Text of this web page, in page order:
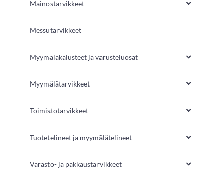
Mainostarvikkeet
Messutarvikkeet
Myymäläkalusteet ja varusteluosat
Myymälätarvikkeet
Toimistotarvikkeet
Tuotetelineet ja myymälätelineet
Varasto- ja pakkaustarvikkeet